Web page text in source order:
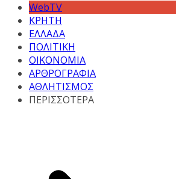
WebTV
ΚΡΗΤΗ
ΕΛΛΑΔΑ
ΠΟΛΙΤΙΚΗ
ΟΙΚΟΝΟΜΙΑ
ΑΡΘΡΟΓΡΑΦΙΑ
ΑΘΛΗΤΙΣΜΟΣ
ΠΕΡΙΣΣΟΤΕΡΑ